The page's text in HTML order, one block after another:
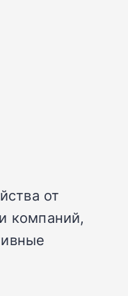
от
компаний,